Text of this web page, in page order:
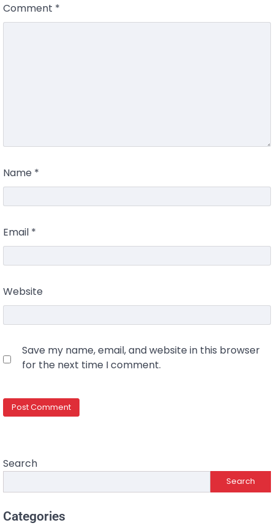
Comment *
Name *
Email *
Website
Save my name, email, and website in this browser
for the next time I comment.
Search
Search
Categories